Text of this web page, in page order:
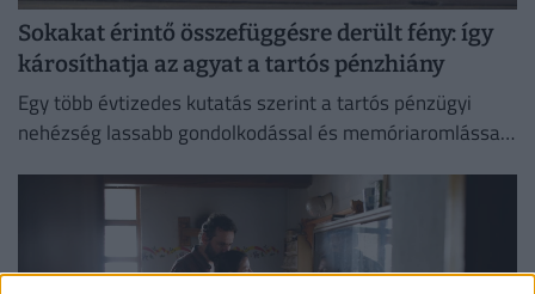
Sokakat érintő összefüggésre derült fény: így
károsíthatja az agyat a tartós pénzhiány
Egy több évtizedes kutatás szerint a tartós pénzügyi
nehézség lassabb gondolkodással és memóriaromlással